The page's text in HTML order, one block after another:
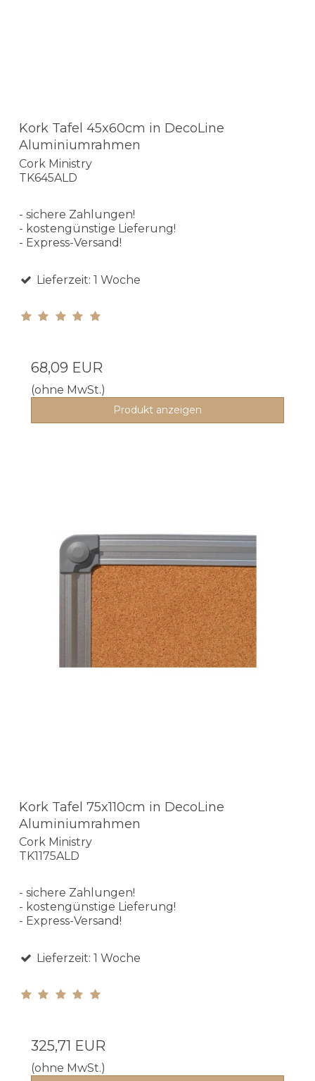
Kork Tafel 45x60cm in DecoLine
Aluminiumrahmen
Cork Ministry
TK645ALD
- sichere Zahlungen!
- kostengünstige Lieferung!
- Express-Versand!
Lieferzeit: 1 Woche
68,09 EUR
(ohne MwSt.)
Produkt anzeigen
Kork Tafel 75x110cm in DecoLine
Aluminiumrahmen
Cork Ministry
TK1175ALD
- sichere Zahlungen!
- kostengünstige Lieferung!
- Express-Versand!
Lieferzeit: 1 Woche
325,71 EUR
(ohne MwSt.)